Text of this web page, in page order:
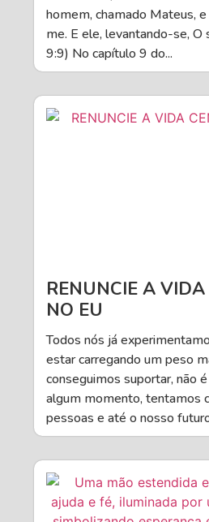
homem, chamado Mateus,
me. E ele, levantando-se, O
9:9) No capítulo 9 do...
RENUNCIE A
NO EU
Todos nós já
estar carregando um peso
conseguimos suportar, não
algum momento, tentamos
pessoas e até o nosso